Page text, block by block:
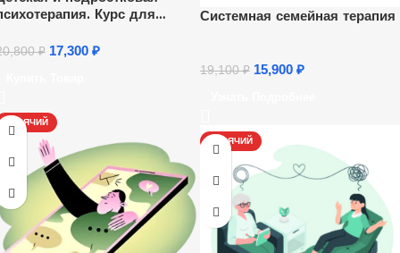
Курс для
₽ 17,300 ₽
Системная семейная терапия
19,100₽ 15,900 ₽
ГОРЯЧИЙ
ГОРЯЧИЙ